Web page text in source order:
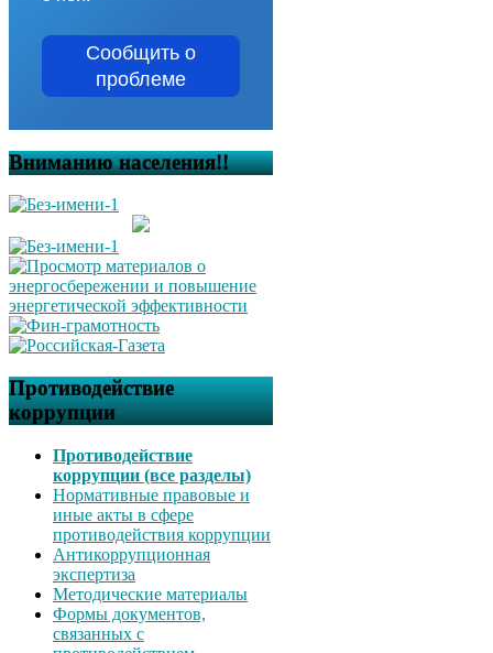
Сообщить о
проблеме
Вниманию населения!!
Противодействие
коррупции
Противодействие
коррупции (все разделы)
Нормативные правовые и
иные акты в сфере
противодействия коррупции
Антикоррупционная
экспертиза
Методические материалы
Формы документов,
связанных с